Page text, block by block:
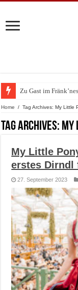
Zu Gast im
Warum München
Home / Tag Archives: My Little
Tag Archives:
My Little
erstes Dirndl
27. September 2023